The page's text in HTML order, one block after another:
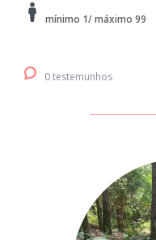
mínimo 1/ máximo 99
0 testemunhos